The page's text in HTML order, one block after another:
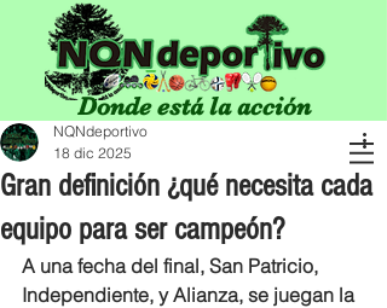
Donde está la acción
Gran definición ¿qué necesita cada
equipo para ser campeón?
NQNdeportivo
18 dic 2025
A una fecha del final, San Patricio,
Independiente, y Alianza, se juegan la